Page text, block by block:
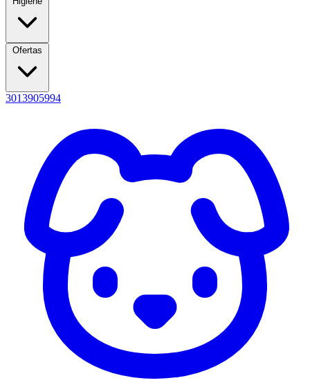
Ofertas
3013905994